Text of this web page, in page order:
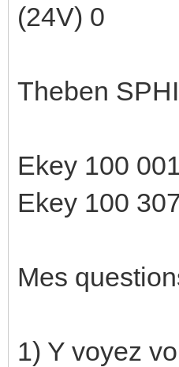
(24V) 0
Theben
Ekey 100
Ekey 100
Mes
1) Y voyez